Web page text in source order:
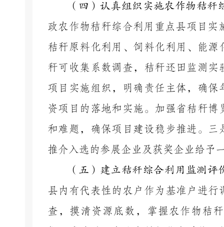
（四）认真组织实施农作物秸秆
政农作物秸秆综合利用重点县项目实
秸秆原料化利用、饲料化利用、 能源
秆可收集系数调查，秸秆还田监测
项目实施组织，明确责任主体，确
资项目的落地和实施。加强省秸秆
和难题，确保项目建设稳步推进。
推介入选的参展企业及获奖企业给予
（五）建立秸秆综合利用监测评
县内有代表性的农户作为基准户进
查，摸清资源底数，掌握农作物秸